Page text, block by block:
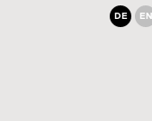
DE EN